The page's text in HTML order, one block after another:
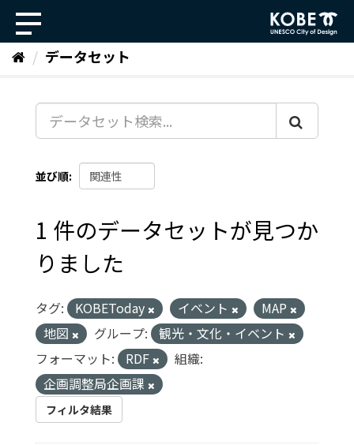
ッ
データセット
並び順
1 件のデータセットが見つか
りました
タグ: KOBEToday イベント
MAP
地図
グループ:
観光・文化・イベント
フォーマット:
RDF
組織:
企画調整局企画課
フィルタ結果